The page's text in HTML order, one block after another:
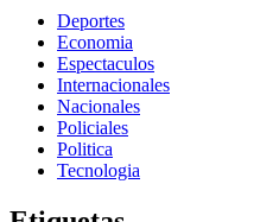
Deportes
Economia
Espectaculos
Internacionales
Nacionales
Policiales
Politica
Tecnologia